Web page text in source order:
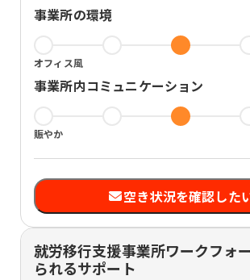
事業所の環境
オフィス風
事業所内コミュニケーション
賑やか
空き状況を確認した
就労移行支援事業所ワークフォ
られるサポート